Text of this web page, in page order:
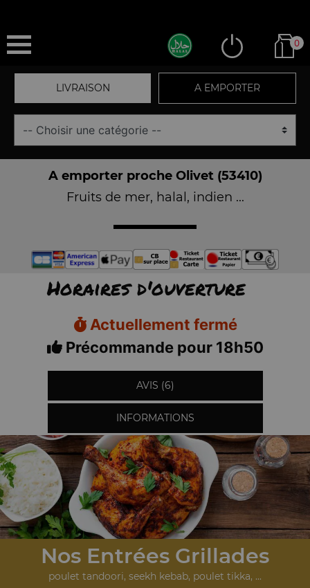
0
LIVRAISON A EMPORTER
A emporter proche Olivet (53410)
Fruits de mer, halal, indien ...
Horaires d'ouverture
Actuellement fermé
Précommande pour 18h50
AVIS (6)
INFORMATIONS
Nos Entrées Grillades
poulet tandoori, seekh kebab, poulet tikka, ...